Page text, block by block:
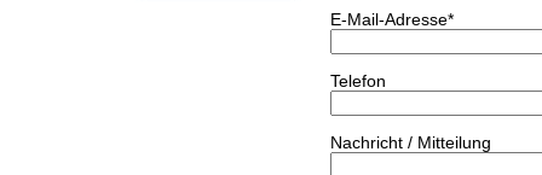
E-Mail-Adresse*
Telefon
Nachricht / Mitteilung